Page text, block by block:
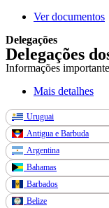
Ver documentos
Delegações
Delegações
Informações
Mais detalhes
Uruguai
Antigua e Barbuda
Argentina
Bahamas
Barbados
Belize